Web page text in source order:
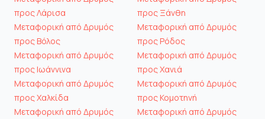
προς Λάρισα
Μεταφορική από Δρυμός
προς Βόλος
Μεταφορική από Δρυμός
προς Ιωάννινα
Μεταφορική από Δρυμός
προς Χαλκίδα
Μεταφορική από Δρυμός
προς Ξάνθη
Μεταφορική από Δρυμός
προς Ρόδος
Μεταφορική από Δρυμός
προς Χανιά
Μεταφορική από Δρυμός
προς Κομοτηνή
Μεταφορική από Δρυμός